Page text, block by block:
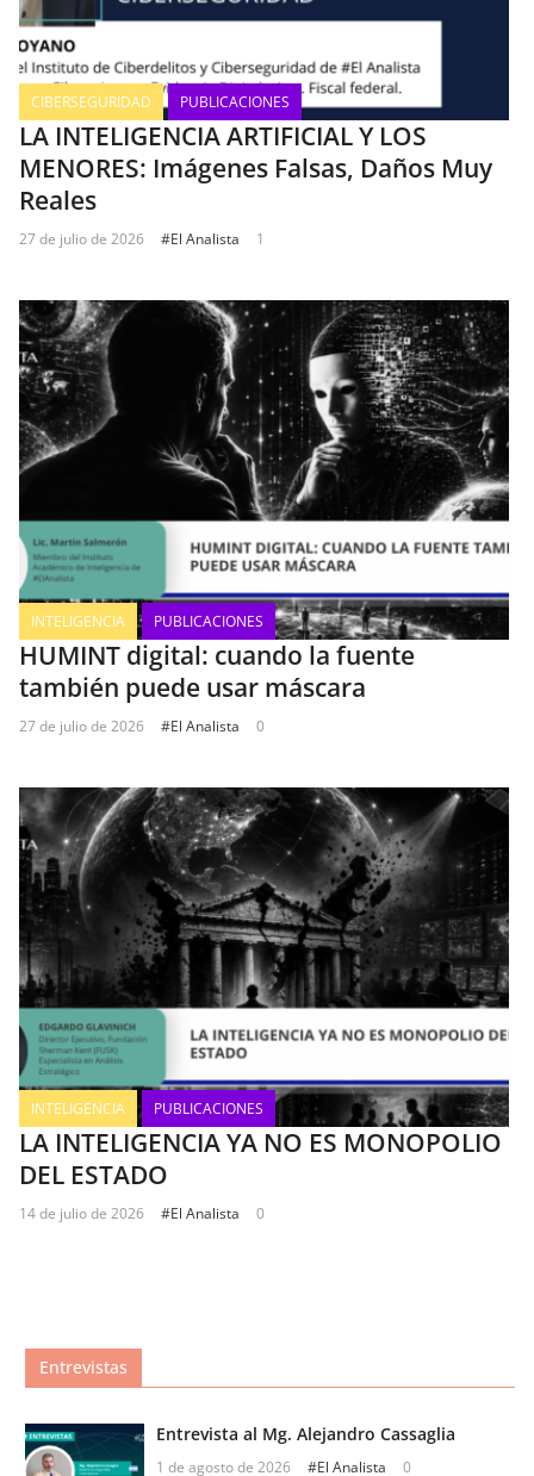
CIBERSEGURIDAD PUBLICACIONES
LA INTELIGENCIA ARTIFICIAL Y LOS
MENORES: Imágenes Falsas, Daños Muy
Reales
27 de julio de 2026 #El Analista 1
INTELIGENCIA PUBLICACIONES
HUMINT digital: cuando la fuente
también puede usar máscara
27 de julio de 2026 #El Analista 0
INTELIGENCIA PUBLICACIONES
LA INTELIGENCIA YA NO ES MONOPOLIO
DEL ESTADO
14 de julio de 2026 #El Analista 0
Entrevistas
Entrevista al Mg. Alejandro Cassaglia
1 de agosto de 2026 #El Analista 0